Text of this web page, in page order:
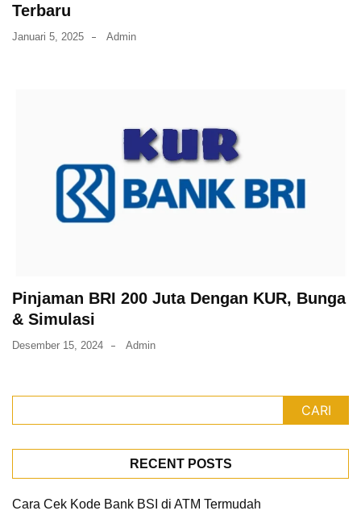
Terbaru
Januari 5, 2025 Admin
Pinjaman BRI 200 Juta Dengan KUR, Bunga
& Simulasi
Desember 15, 2024 Admin
CARI
RECENT POSTS
Cara Cek Kode Bank BSI di ATM Termudah